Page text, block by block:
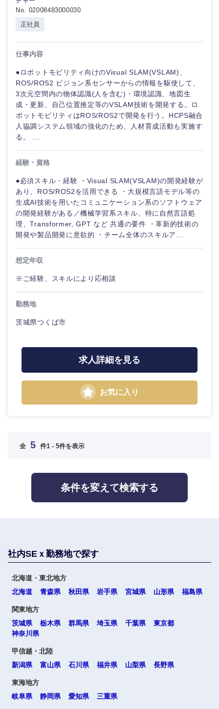
No. 02008483000030
正社員
仕事内容
●ロボットモビリティ向けのVisual SLAM(VSLAM)、
ROS/ROS2 ビジョン系センサーからの情報を駆使して、
3次元空間内の物体認識(人を含む)・環境認識、地図生
成・更新、自己位置推定等のVSLAM技術を開発する。ロ
ボットモビリティはROS/ROS2で開発を行う。HCPS融合
人協調システム領域の強化のため、人材育成活動も実施す
る。 ...
経験・資格
●必須スキル・経験 ・Visual SLAM(VSLAM)の開発経験が
あり、ROS/ROS2を活用できる ・大規模言語モデル等の
生成AI技術を用いたコミュニケーション系のソフトウェア
の開発経験がある／機械学習系スキル、特に自然言語処
理、Transformer, GPT など 共通の要件 ・革新的技術の
開発や製品開発に意欲的 ・チーム全体のスキルア...
想定年収
※ご経験、スキルにより応相談
勤務地
茨城県つくば市
求人詳細を見る
お気に入り
全 5 件1 - 5件を表示
条件を変えて検索する
社内SEｘ勤務地で探す
北海道・東北地方
北海道
青森県 秋田県 岩手県 宮城県 山形県 福島県
関東地方
茨城県
栃木県 群馬県 埼玉県 千葉県
東京都
神奈川県
甲信越・北陸
新潟県
富山県 石川県 福井県 山梨県 長野県
東海地方
岐阜県
静岡県 愛知県 三重県